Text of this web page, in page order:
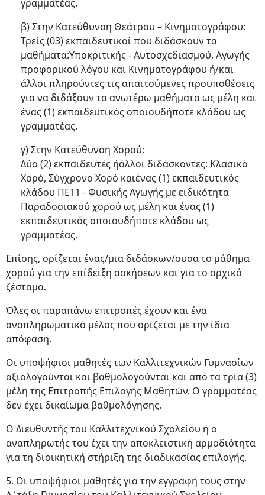
γραμματέας.
β) Στην Κατεύθυνση Θεάτρου – Κινηματογράφου:
Τρείς (03) εκπαιδευτικοί που διδάσκουν τα
μαθήματα:Υποκριτικής - Αυτοσχεδιασμού, Αγωγής
προφορικού λόγου και Κινηματογράφου ή/και
άλλοι πληρούντες τις απαιτούμενες προϋποθέσεις
για να διδάξουν τα ανωτέρω μαθήματα ως μέλη και
ένας (1) εκπαιδευτικός οποιουδήποτε κλάδου ως
γραμματέας.
γ) Στην Κατεύθυνση Χορού:
Δύο (2) εκπαιδευτές ήάλλοι διδάσκοντες: Κλασικό
Χορό, Σύγχρονο Χορό καιένας (1) εκπαιδευτικός
κλάδου ΠΕ11 - Φυσικής Αγωγής με ειδικότητα
Παραδοσιακού χορού ως μέλη και ένας (1)
εκπαιδευτικός οποιουδήποτε κλάδου ως
γραμματέας.
Επίσης, ορίζεται ένας/μια διδάσκων/ουσα το μάθημα
χορού για την επίδειξη ασκήσεων και για το αρχικό
ζέσταμα.
Όλες οι παραπάνω επιτροπές έχουν και ένα
αναπληρωματικό μέλος που ορίζεται με την ίδια
απόφαση.
Οι υποψήφιοι μαθητές των Καλλιτεχνικών Γυμνασίων
αξιολογούνται και βαθμολογούνται και από τα τρία (3)
μέλη της Επιτροπής Επιλογής Μαθητών. Ο γραμματέας
δεν έχει δικαίωμα βαθμολόγησης.
Ο Διευθυντής του Καλλιτεχνικού Σχολείου ή ο
αναπληρωτής του έχει την αποκλειστική αρμοδιότητα
για τη διοικητική στήριξη της διαδικασίας επιλογής.
5. Oι υποψήφιοι μαθητές για την εγγραφή τους στην